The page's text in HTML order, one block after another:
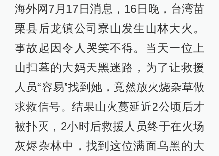
海外网7月17日消息，16日晚，台湾苗
栗县后龙镇公司寮山发生山林大火。
事故起因令人哭笑不得。当天一位上
山扫墓的大妈天黑迷路，为了让救援
人员“容易”找到她，竟然放火烧杂草做
求救信号。结果山火蔓延近2公顷后才
被扑灭，2小时后救援人员终于在火场
灰烬杂林中，找到这位满面乌黑的大